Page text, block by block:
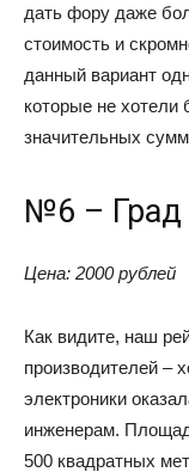
дать фору даже
стоимость и
данный вариант
которые не хотели
значительных
№6 – Град
Цена: 2000 рублей
Как видите, наш
производителей –
электроники
инженерам.
500 квадратных